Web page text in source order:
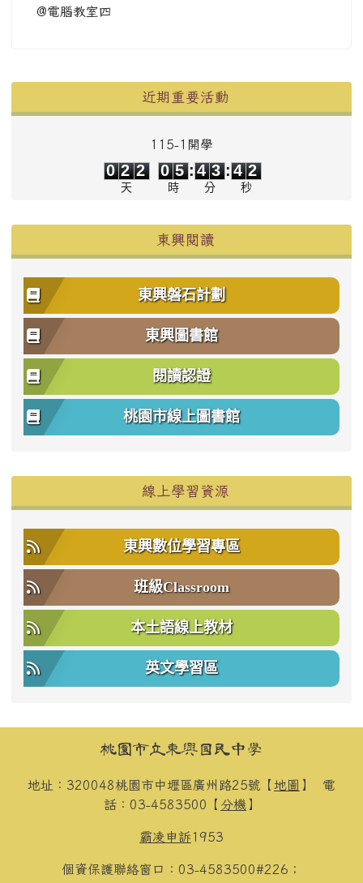
@電腦教室四
近期重要活動
115-1開學
0 2 2
天
0
0
5
5
時
:
4
4
3
3
分
: 4 2
秒
東興閱讀
東興磐石計劃
東興圖書館
閱讀認證
桃園市線上圖書館
線上學習資源
東興數位學習專區
班級Classroom
本土語線上教材
英文學習區
頁尾區域內容桃園市立東興國民中學
地址：320048桃園市中壢區廣州路25號【 地圖 】 電
話：03-4583500【 分機 】
霸凌申訴1953
個資保護聯絡窗口：03-4583500#226；